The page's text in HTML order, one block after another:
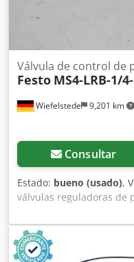
Wiefelstede 9,201 km
Válvula de control de
Festo MS4-LRB-1/
Consultar
Estado: bueno (usado),
válvulas reguladoras de
Fabricante: Festo -Tipo:
funcionamiento: 0-10
Precio: por unidad -
0,22 kg Cedpfxjcqvprs